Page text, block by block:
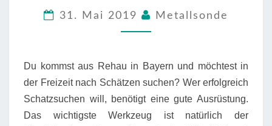
REHAU
31. Mai 2019 Metallsonde
Du kommst aus Rehau in Bayern und möchtest in
der Freizeit nach Schätzen suchen? Wer erfolgreich
Schatzsuchen will, benötigt eine gute Ausrüstung.
Das wichtigste Werkzeug ist natürlich der